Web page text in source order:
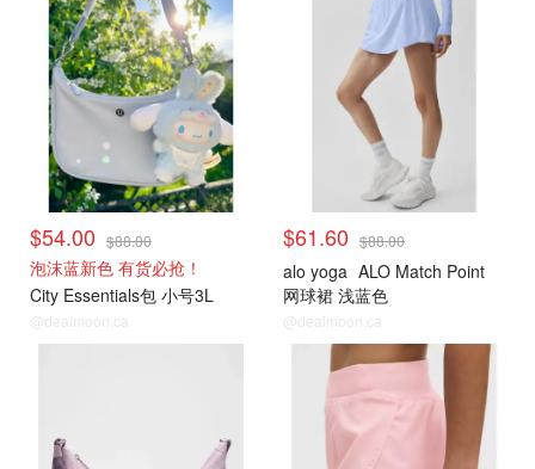
$54.00 $88.00
泡沫蓝新色 有货必抢！
City Essentials包 小号3L
@dealmoon.ca
$61.60 $88.00
alo yoga ALO Match Point
网球裙 浅蓝色
@dealmoon.ca
时尚穿搭